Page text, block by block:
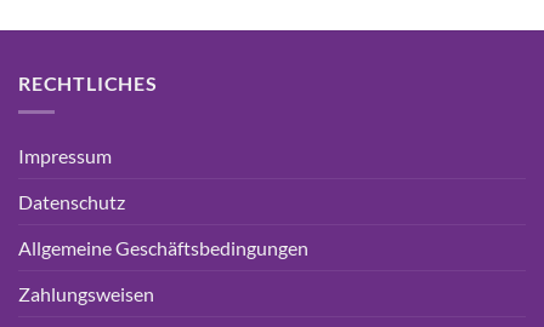
RECHTLICHES
Impressum
Datenschutz
Allgemeine Geschäftsbedingungen
Zahlungsweisen